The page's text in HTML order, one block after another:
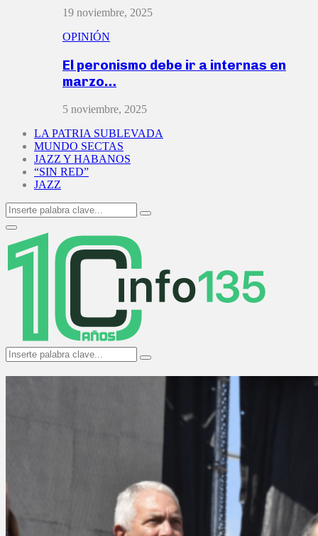
19 noviembre, 2025
OPINIÓN
El peronismo debe ir a internas en
marzo…
5 noviembre, 2025
LA PATRIA SUBLEVADA
MUNDO SECTAS
JAZZ Y HABANOS
“SIN RED”
JAZZ
Search
for:
Search
Primary
Menu
Search
for:
Search